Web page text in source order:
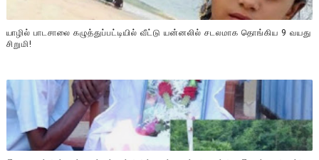
யாழில் பாடசாலை கழுத்துப்பட்டியில் வீட்டு யன்னலில் சடலமாக தொங்கிய 9 வயது
சிறுமி!